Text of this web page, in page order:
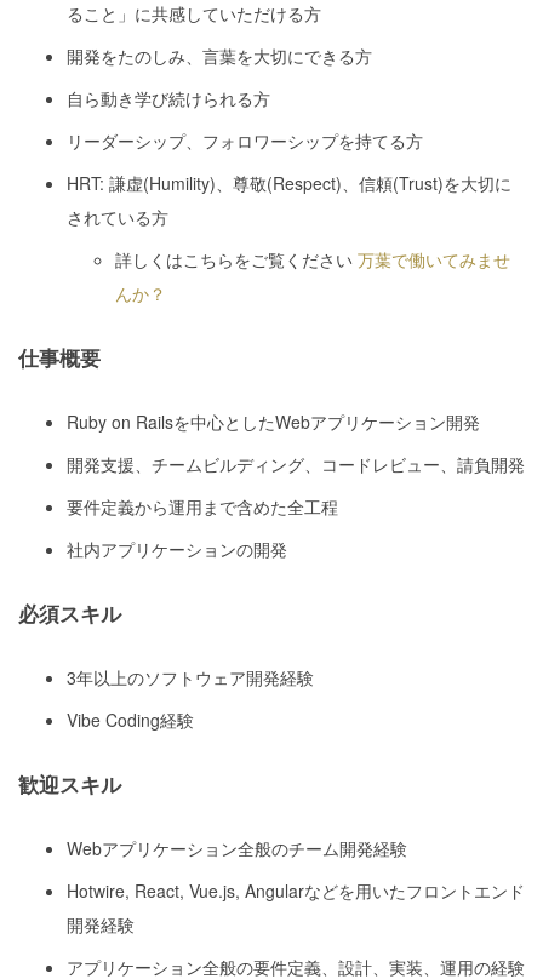
ること」に共感していただける方
開発をたのしみ、言葉を大切にできる方
自ら動き学び続けられる方
リーダーシップ、フォロワーシップを持てる方
HRT: 謙虚(Humility)、尊敬(Respect)、信頼(Trust)を大切に
されている方
詳しくはこちらをご覧ください 万葉で働いてみませ
んか？
仕事概要
Ruby on Railsを中心としたWebアプリケーション開発
開発支援、チームビルディング、コードレビュー、請負開発
要件定義から運用まで含めた全工程
社内アプリケーションの開発
必須スキル
3年以上のソフトウェア開発経験
Vibe Coding経験
歓迎スキル
Webアプリケーション全般のチーム開発経験
Hotwire, React, Vue.js, Angularなどを用いたフロントエンド
開発経験
アプリケーション全般の要件定義、設計、実装、運用の経験